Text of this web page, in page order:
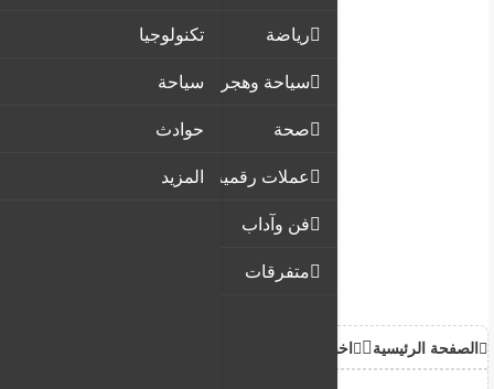
رياضة
سياحة وهجرة
صحة
عملات رقمية
فن وآداب
متفرقات
تكنولوجيا
سياحة
حوادث
المزيد
الصفحة الرئيسية اخبار